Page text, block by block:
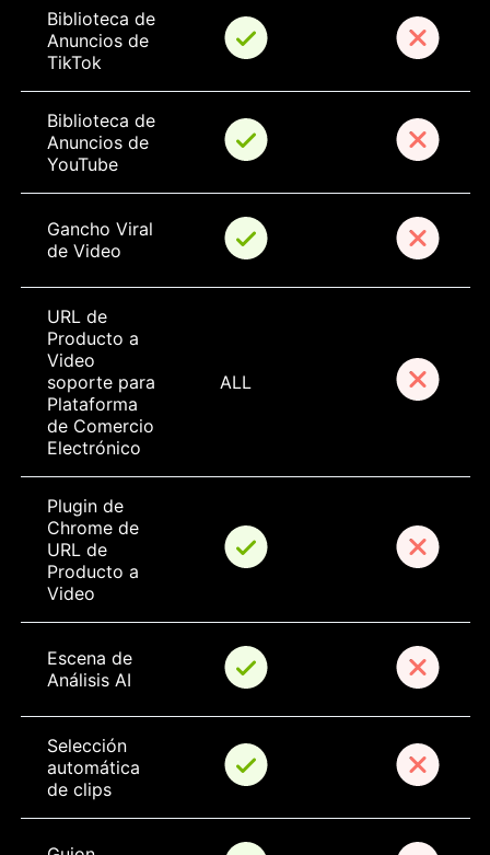
Biblioteca de
Anuncios de
TikTok
Biblioteca de
Anuncios de
YouTube
Gancho Viral
de Video
URL de
Producto a
Video
soporte para
Plataforma
de Comercio
Electrónico
ALL
Plugin de
Chrome de
URL de
Producto a
Video
Escena de
Análisis AI
Selección
automática
de clips